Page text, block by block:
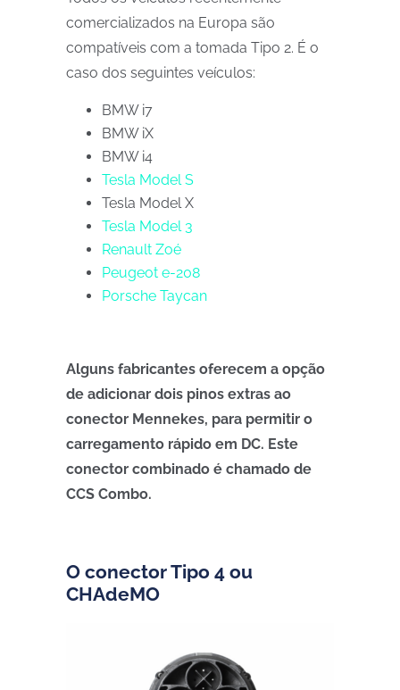
comercializados na Europa são
compatíveis com a tomada Tipo 2. É o
caso dos seguintes veículos:
BMW i7
BMW iX
BMW i4
Tesla Model S
Tesla Model X
Tesla Model 3
Renault Zoé
Peugeot e-208
Porsche Taycan
Alguns fabricantes oferecem a opção
de adicionar dois pinos extras ao
conector Mennekes, para permitir o
carregamento rápido em DC. Este
conector combinado é chamado de
CCS Combo.
O conector Tipo 4 ou
CHAdeMO